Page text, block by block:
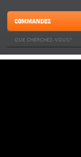
COMMANDEZ